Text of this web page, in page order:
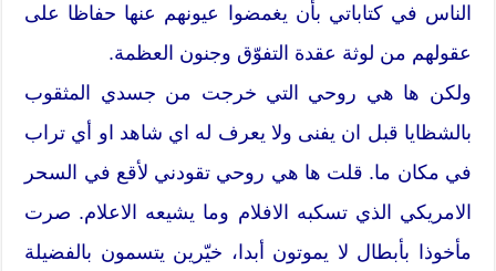
الناس في كتاباتي بأن يغمضوا عيونهم عنها حفاظا على
عقولهم من لوثة عقدة التفوّق وجنون العظمة.
ولكن ها هي روحي التي خرجت من جسدي المثقوب
بالشظايا قبل ان يفنى ولا يعرف له اي شاهد او أي تراب
في مكان ما. قلت ها هي روحي تقودني لأقع في السحر
الامريكي الذي تسكبه الافلام وما يشيعه الاعلام. صرت
مأخوذا بأبطال لا يموتون أبدا، خيّرين يتسمون بالفضيلة